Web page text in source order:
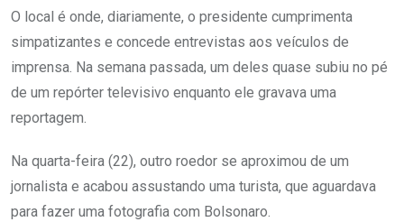
O local é onde, diariamente, o presidente cumprimenta
simpatizantes e concede entrevistas aos veículos de
imprensa. Na semana passada, um deles quase subiu no pé
de um repórter televisivo enquanto ele gravava uma
reportagem.
Na quarta-feira (22), outro roedor se aproximou de um
jornalista e acabou assustando uma turista, que aguardava
para fazer uma fotografia com Bolsonaro.